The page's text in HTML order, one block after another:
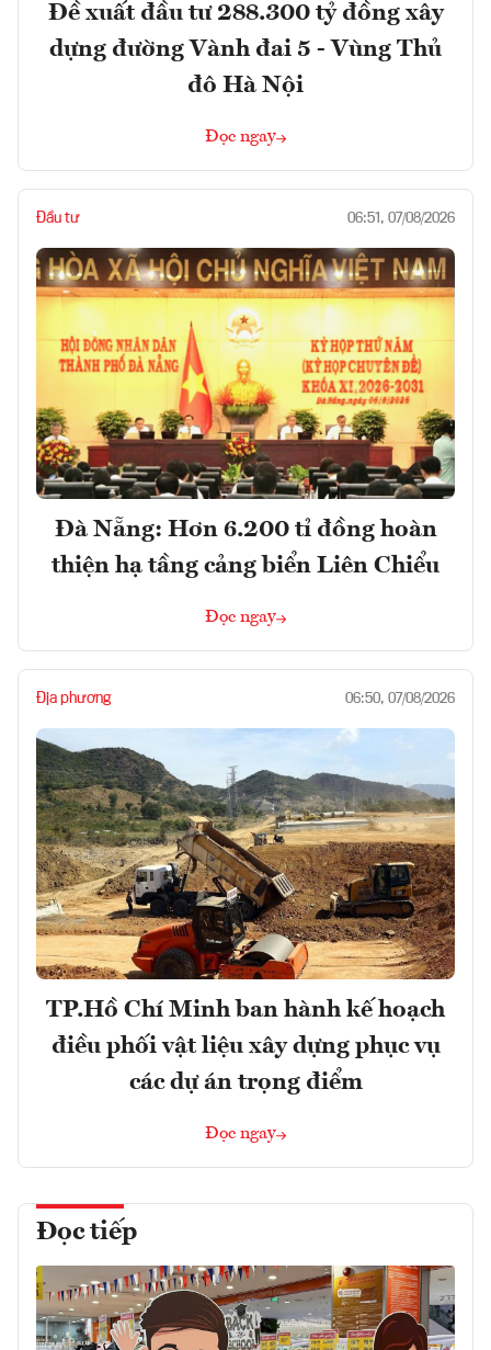
Đề xuất đầu tư 288.300 tỷ đồng xây
dựng đường Vành đai 5 - Vùng Thủ
đô Hà Nội
Đọc ngay
Đầu tư 06:51, 07/08/2026
Đà Nẵng: Hơn 6.200 tỉ đồng hoàn
thiện hạ tầng cảng biển Liên Chiểu
Đọc ngay
Địa phương 06:50, 07/08/2026
TP.Hồ Chí Minh ban hành kế hoạch
điều phối vật liệu xây dựng phục vụ
các dự án trọng điểm
Đọc ngay
Đọc tiếp